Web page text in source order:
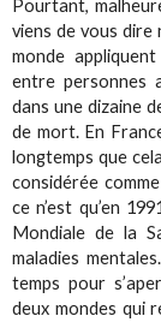
Pourtant,
viens de vous dire
monde
entre personnes
dans une dizaine
de mort. En
longtemps que
considérée
ce n’est qu’en
Mondiale de la
maladies
temps pour
deux mondes qui